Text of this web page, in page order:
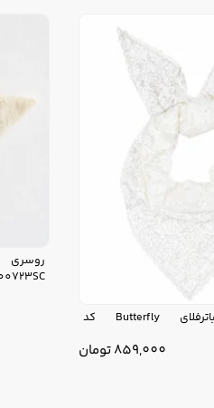
روسری زنانه باترفلای Butterfly کد
859,000تومان